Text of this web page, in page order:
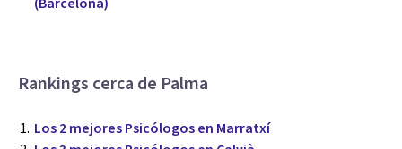
(Barcelona)
Rankings cerca de Palma
Los 2 mejores Psicólogos en Marratxí